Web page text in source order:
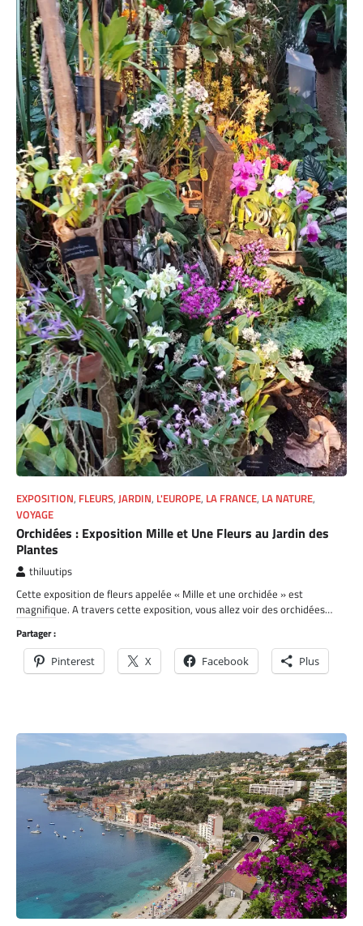
EXPOSITION, FLEURS, JARDIN, L'EUROPE, LA FRANCE, LA NATURE,
VOYAGE
Orchidées : Exposition Mille et Une Fleurs au Jardin des
Plantes
thiluutips
Cette exposition de fleurs appelée « Mille et une orchidée » est
magnifique. A travers cette exposition, vous allez voir des orchidées…
Partager :
Pinterest X Facebook Plus